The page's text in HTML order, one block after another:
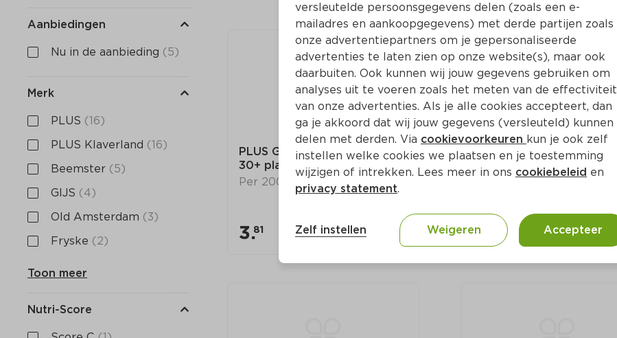
Aanbiedingen
Nu in de aanbieding (5)
Merk
PLUS (16)
PLUS Klaverland (16)
Beemster (5)
GIJS (4)
Old Amsterdam (3)
Fryske (2)
Toon meer
Nutri-Score
PLUS Goudse jong belegen
30+ plakken
Per 200 gram
3.81 0
PLUS Klaverland Jong
belegen 48+ plakken
Per 350 gram
6.
versleutelde persoonsgegevens delen (zoals een e-
mailadres en aankoopgegevens) met derde partijen zoals
onze advertentiepartners om je gepersonaliseerde
advertenties te laten zien op onze website(s), maar ook
daarbuiten. Ook kunnen wij jouw gegevens gebruiken om
analyses uit te voeren zoals het meten van de effectiviteit
van onze advertenties. Als je alle cookies accepteert, dan
ga je akkoord dat wij jouw gegevens (versleuteld) kunnen
delen met derden. Via cookievoorkeuren kun je ook zelf
instellen welke cookies we plaatsen en je toestemming
wijzigen of intrekken. Lees meer in ons cookiebeleid en
privacy statement.
Zelf instellen Weigeren Accepteer